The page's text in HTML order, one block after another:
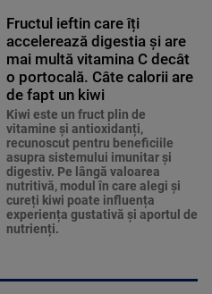
Fructul ieftin care îți
accelerează digestia și are
mai multă vitamina C decât
o portocală. Câte calorii are
de fapt un kiwi
Kiwi este un fruct plin de
vitamine și antioxidanți,
recunoscut pentru beneficiile
asupra sistemului imunitar și
digestiv. Pe lângă valoarea
nutritivă, modul în care alegi și
cureți kiwi poate influența
experiența gustativă și aportul de
nutrienți.